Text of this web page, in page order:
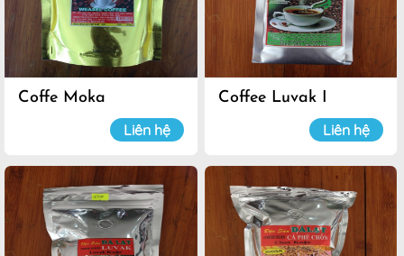
Coffe Moka
Liên hệ
Coffee Luvak I
Liên hệ